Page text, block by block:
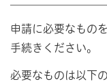
申請に必要なもの
手続きください。
必要なものは以下の